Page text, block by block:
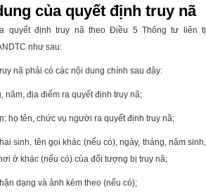
của quyết định truy nã
quyết định truy nã theo Điều 5Thông tư liên
như sau:
nã phải có các nội dung chính sau đây:
năm, địa điểm ra quyết định truy nã;
họ tên, chức vụ người ra quyết định truy nã;
sinh, tên gọi khác (nếu có), ngày, tháng, năm
ở khác (nếu có) của đối tượng bị truy nã;
dạng và ảnh kèm theo (nếu có);